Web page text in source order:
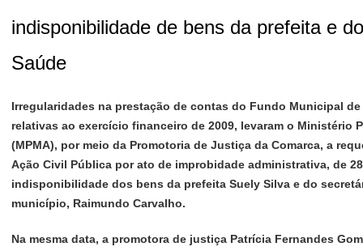
indisponibilidade de bens da prefeita e
Saúde
Irregularidades na prestação de contas do Fundo Municipal de
relativas ao exercício financeiro de 2009, levaram o Ministério
(MPMA), por meio da Promotoria de Justiça da Comarca, a
Ação Civil Pública por ato de improbidade administrativa, de
indisponibilidade dos bens da prefeita Suely Silva e do
município, Raimundo Carvalho.
Na mesma data, a promotora de justiça Patrícia Fernandes